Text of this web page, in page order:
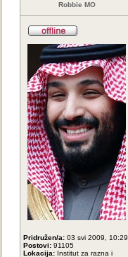
Robbie MO
Pridružen/a: 03 svi 2009, 10:29
Postovi: 91105
Lokacija: Institut za razna i